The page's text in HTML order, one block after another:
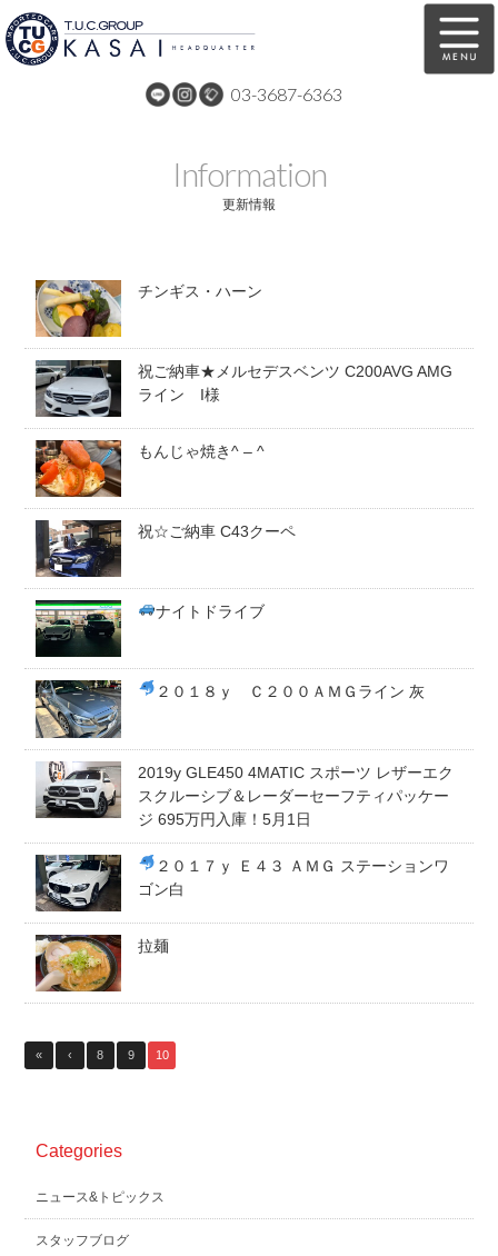
03-3687-6363
全国納車
買取無料査定
スタッフ紹介
お問い合わせ
スタッフblog
ホーム T.U.C.GROUP
Information
更新情報
チンギス・ハーン
祝ご納車★メルセデスベンツ C200AVG AMG
ライン I様
もんじゃ焼き^ – ^
祝☆ご納車 C43クーペ
ナイトドライブ
２０１８ｙ Ｃ２００ＡＭＧライン 灰
2019y GLE450 4MATIC スポーツ レザーエク
スクルーシブ＆レーダーセーフティパッケー
ジ 695万円入庫！5月1日
２０１７ｙ Ｅ４３ ＡＭＧ ステーションワ
ゴン白
拉麺
« ‹ 8 9 10
Categories
ニュース&トピックス
スタッフブログ